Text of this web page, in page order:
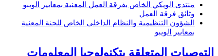
منتدى الويكي الخاص بفرقة العمل المعنية بمعايير الويبو
وثائق فرقة العمل
الشؤون التنظيمية والنظام الداخلي الخاص للجنة المعنية
بمعايير الويبو
التوصيات المتعلقة بتكنولوجيا المعلومات